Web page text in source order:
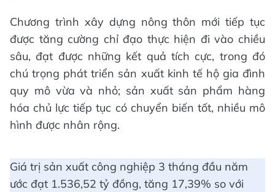
Chương trình xây dựng nông thôn mới tiếp tục
được tăng cường chỉ đạo thực hiện đi vào chiều
sâu, đạt được những kết quả tích cực, trong đó
chú trọng phát triển sản xuất kinh tế hộ gia đình
quy mô vừa và nhỏ; sản xuất sản phẩm hàng
hóa chủ lực tiếp tục có chuyển biến tốt, nhiều mô
hình được nhân rộng.
Giá trị sản xuất công nghiệp 3 tháng đầu năm
ước đạt 1.536,52 tỷ đồng, tăng 17,39% so với